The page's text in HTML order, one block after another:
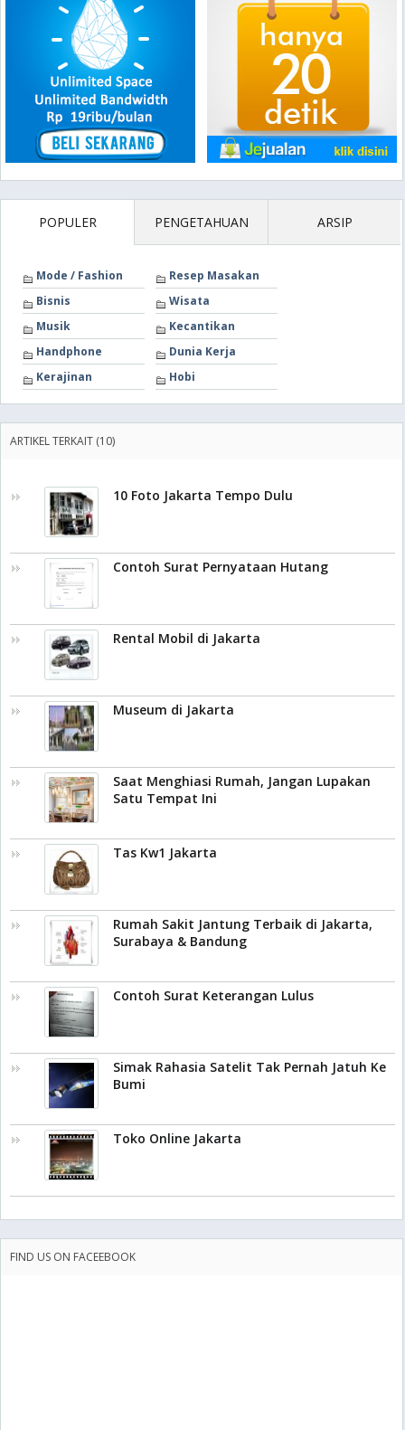
POPULER PENGETAHUAN ARSIP
Mode / Fashion
Resep Masakan
Bisnis
Wisata
Musik
Kecantikan
Handphone
Dunia Kerja
Kerajinan
Hobi
ARTIKEL TERKAIT (10)
10 Foto Jakarta Tempo Dulu
Contoh Surat Pernyataan Hutang
Rental Mobil di Jakarta
Museum di Jakarta
Saat Menghiasi Rumah, Jangan Lupakan
Satu Tempat Ini
Tas Kw1 Jakarta
Rumah Sakit Jantung Terbaik di Jakarta,
Surabaya & Bandung
Contoh Surat Keterangan Lulus
Simak Rahasia Satelit Tak Pernah Jatuh Ke
Bumi
Toko Online Jakarta
FIND US ON FACEEBOOK